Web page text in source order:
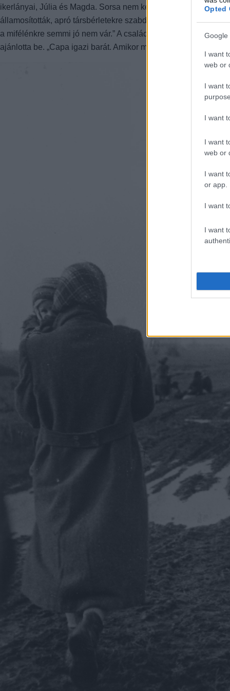
Opted
Google
I want
web or
I want
I want
I want
web or
I want
or app.
I want
I want
ikerlányai, Júlia és Magda. Sorsa nem kényeztette el
államosították, apró társbérletekre szabdalták és idegen
a mifélénkre semmi jó nem vár.” A család 1947-ben
ajánlotta be. „Capa igazi barát. Amikor meghallotta, hogy Ata